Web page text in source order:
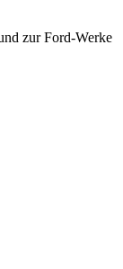
zur Ford-Werke